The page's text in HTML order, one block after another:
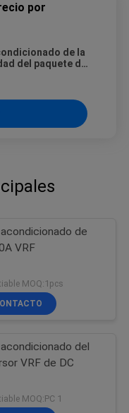
por
de la
del paquete de
de
VRF
MOQ:1pcs
del
VRF de DC
MOQ:PC 1